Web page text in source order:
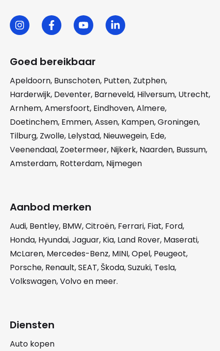
Goed bereikbaar
Apeldoorn, Bunschoten, Putten, Zutphen,
Harderwijk, Deventer, Barneveld, Hilversum, Utrecht,
Arnhem,Amersfoort, Eindhoven,Almere,
Doetinchem, Emmen,Assen, Kampen,Groningen,
Tilburg, Zwolle, Lelystad, Nieuwegein, Ede,
Veenendaal, Zoetermeer, Nijkerk, Naarden, Bussum,
Amsterdam, Rotterdam, Nijmegen
Aanbod merken
Audi, Bentley, BMW,Citroën, Ferrari, Fiat, Ford,
Honda, Hyundai,Jaguar, Kia, Land Rover, Maserati,
McLaren, Mercedes-Benz, MINI,Opel, Peugeot,
Porsche, Renault,SEAT, Škoda,Suzuki, Tesla,
Volkswagen,Volvoen meer.
Diensten
Auto kopen